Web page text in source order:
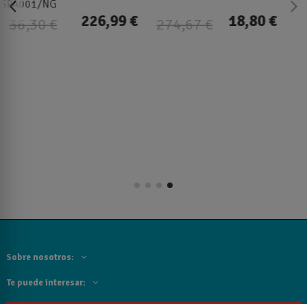
25,41 €
18,80 €
SPA001/OC
37,51 €
31,88 €
Sobre nosotros:
Te puede interesar: